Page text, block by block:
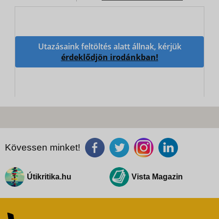
Utazásaink feltöltés alatt állnak, kérjük
érdeklődjön irodánkban!
Kövessen minket!
Útikritika.hu Vista Magazin